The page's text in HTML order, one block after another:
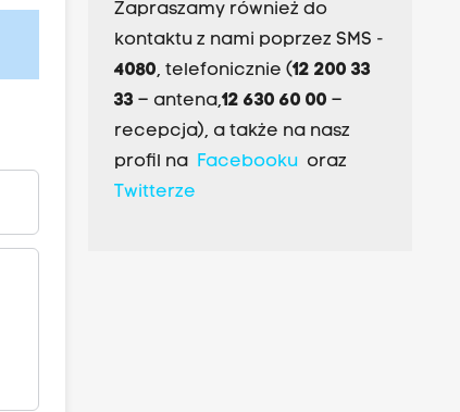
Zapraszamy również do
kontaktu z nami poprzez SMS -
4080, telefonicznie (12 200 33
33– antena,12 630 60 00 –
recepcja), a także na nasz
profil na Facebookuoraz
Twitterze